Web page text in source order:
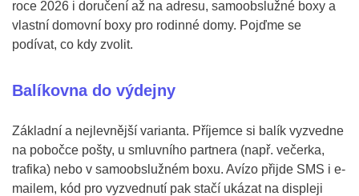
roce 2026 i doručení až na adresu, samoobslužné boxy a
vlastní domovní boxy pro rodinné domy. Pojďme se
podívat, co kdy zvolit.
Balíkovna do výdejny
Základní a nejlevnější varianta. Příjemce si balík vyzvedne
na pobočce pošty, u smluvního partnera (např. večerka,
trafika) nebo v samoobslužném boxu. Avízo přijde SMS i e-
mailem, kód pro vyzvednutí pak stačí ukázat na displeji